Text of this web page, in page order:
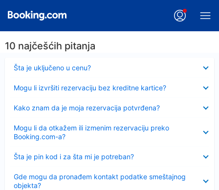
10 najčešćih pitanja
Šta je uključeno u cenu?
Sažeto
Mogu li izvršiti rezervaciju bez kreditne kartice?
Kako znam da je moja rezervacija potvrđena?
Mogu li da otkažem ili izmenim rezervaciju preko
Booking.com-a?
Šta je pin kod i za šta mi je potreban?
Sažeto
Gde mogu da pronađem kontakt podatke smeštajnog
objekta?